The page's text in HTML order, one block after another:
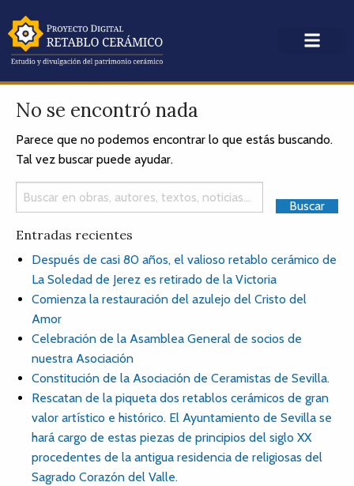
No se encontró nada
Parece que no podemos encontrar lo que estás buscando.
Tal vez buscar puede ayudar.
Entradas recientes
Después de casi 80 años, el valioso retablo cerámico de
La Soledad de Jerez es retirado de la Victoria
Comienza la restauración del azulejo del Cristo del
Amor
Celebración de la Asamblea General de socios de
nuestra Asociación
Constitución de la Asociación de Ceramistas de Sevilla.
Rescatan de la piqueta dos retablos cerámicos de gran
valor artístico e histórico. El Ayuntamiento de Sevilla se
hará cargo de estas piezas de principios del siglo XX
procedentes de la antigua residencia de religiosas del
Sagrado Corazón del Valle.